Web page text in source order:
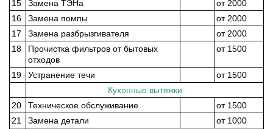
15
Замена ТЭНа
от 2000
16
Замена помпы
от 2000
17
Замена разбрызгивателя
от 2000
18
Прочистка фильтров от бытовых
отходов
от 1500
19 Устранение течи
от 1500
Кухонные вытяжки
20
Техническое обслуживание
от 1500
21
Замена детали
от 1000